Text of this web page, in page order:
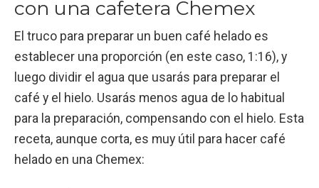
con una cafetera Chemex
El truco para preparar un buen café helado es
establecer una proporción (en este caso, 1:16), y
luego dividir el agua que usarás para preparar el
café y el hielo. Usarás menos agua de lo habitual
para la preparación, compensando con el hielo. Esta
receta, aunque corta, es muy útil para hacer café
helado en una Chemex: